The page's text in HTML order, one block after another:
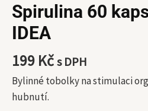
Spirulina 60
IDEA
199 Kčs DPH
Bylinné tobolky na stimulaci
hubnutí.